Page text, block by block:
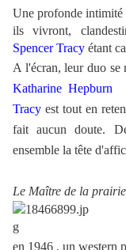
Une profonde intimité
ils vivront,
Spencer Tracy étant
A l'écran, leur duo se
Katharine Hepburn
Tracy est tout en
fait aucun doute.
ensemble la tête
Le Maître de la prairie
en 1946 , un western